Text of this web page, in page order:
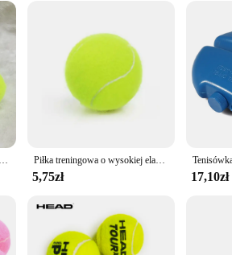
to professionals
on the set
synthetic rubber, ensuring a consistent
making it an essential part of any tennis
court or participating in a competitive match.
players, from beginners to professionals. The
match, these tennis balls are versatile
for a variety of environments. Whether
withstand multiple games, making them an
enthusiast's equipment.
3 szt. Wysoka elastyczność tenisowa profesjonalna gra treningowa do tenisa piłka Outdoor Dogs Bite Chase i Chomp 63mm piłka tenisowa Piłka treningowa o wysokiej elastyczności do tenisa do ćwiczeń treningowych z elastycznej gumy do tenisa na świeżym powietrzu
5,75zł 17,10zł